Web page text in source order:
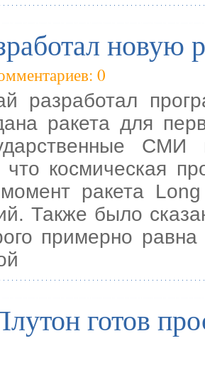
новую
0
разработал
ракета для
что космическая
ракета
Также было
примерно
готов